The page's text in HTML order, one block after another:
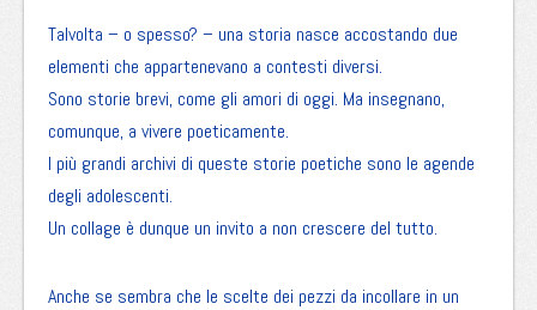
Talvolta – o spesso? – una storia nasce accostando due
elementi che appartenevano a contesti diversi.
Sono storie brevi, come gli amori di oggi. Ma insegnano,
comunque, a vivere poeticamente.
I più grandi archivi di queste storie poetiche sono le agende
degli adolescenti.
Un collage è dunque un invito a non crescere del tutto.
Anche se sembra che le scelte dei pezzi da incollare in un